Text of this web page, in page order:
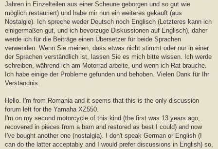
Jahren in Einzelteilen aus einer Scheune geborgen und so gut wie
möglich restauriert) und habe mir nun ein weiteres gekauft (aus
Nostalgie). Ich spreche weder Deutsch noch Englisch (Letzteres kann ich
einigermaßen gut, und ich bevorzuge Diskussionen auf Englisch), daher
werde ich für die Beiträge einen Übersetzer für beide Sprachen
verwenden. Wenn Sie meinen, dass etwas nicht stimmt oder nur in einer
der Sprachen verständlich ist, lassen Sie es mich bitte wissen. Ich werde
schreiben, während ich am Motorrad arbeite, und wenn ich Rat brauche.
Ich habe einige der Probleme gefunden und behoben. Vielen Dank für Ihr
Verständnis.
Hello. I'm from Romania and it seems that this is the only discussion
forum left for the Yamaha XZ550.
I'm on my second motorcycle of this kind (the first was 13 years ago,
recovered in pieces from a barn and restored as best I could) and now
I've bought another one (nostalgia). I don't speak German or English (I
can do the latter acceptably and I would prefer discussions in English) so,